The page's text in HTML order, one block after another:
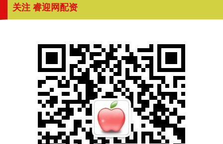
关注 睿迎网配资